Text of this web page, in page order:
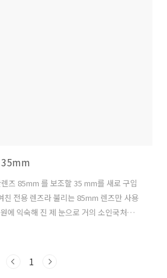
35mm
즈 85mm 를 보조할 35 mm를 새로 구입
친 전용 렌즈라 불리는 85mm 렌즈만 사용
에 익숙해 진 제 눈으로 거의 소인국처럼
이 안되더군요. 새로 구입한 렌즈를 익
니다. 도촬이었기 때문에 구도가 좀 엉망입
1